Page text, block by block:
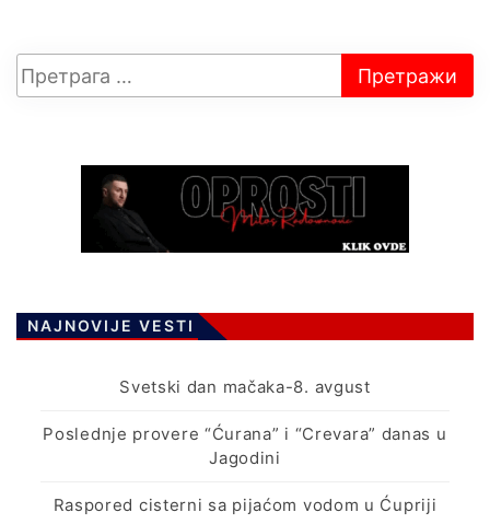
NAJNOVIJE VESTI
Svetski dan mačaka-8. avgust
Poslednje provere “Ćurana” i “Crevara” danas u
Jagodini
Raspored cisterni sa pijaćom vodom u Ćupriji